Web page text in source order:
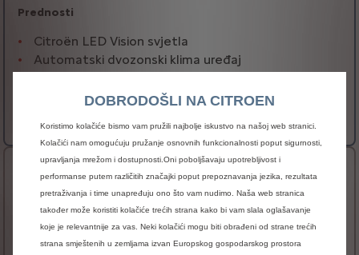
Prednosti
Citroën LED Vision svjetla
Automatski dvozonski klima uređaj
36 000€ s PDV-om
Više informacija
NOVI Ë-C4 X PLUS
Prednosti
Grijanje prednjih sjedala
Ukrasni poklopci kotača 18" AEROTECH
DOBRODOŠLI NA CITROEN
Koristimo kolačiće bismo vam pružili najbolje iskustvo na našoj web stranici.
Kolačići nam omogućuju pružanje osnovnih funkcionalnosti poput sigurnosti,
upravljanja mrežom i dostupnosti.Oni poboljšavaju upotrebljivost i
performanse putem različitih značajki poput prepoznavanja jezika, rezultata
pretraživanja i time unapređuju ono što vam nudimo. Naša web stranica
također može koristiti kolačiće trećih strana kako bi vam slala oglašavanje
koje je relevantnije za vas. Neki kolačići mogu biti obrađeni od strane trećih
strana smještenih u zemljama izvan Europskog gospodarskog prostora